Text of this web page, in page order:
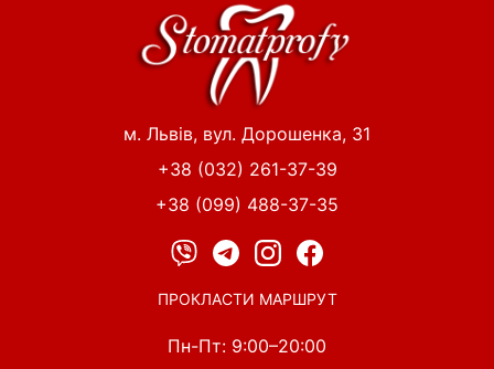
м. Львів, вул. Дорошенка, 31
+38 (032) 261-37-39
+38 (099) 488-37-35
ПРОКЛАСТИ МАРШРУТ
Пн-Пт: 9:00–20:00